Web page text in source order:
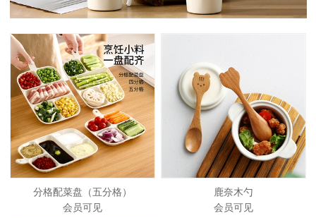
分格配菜盘（五分格）
会员可见
鹿奈木勺
会员可见